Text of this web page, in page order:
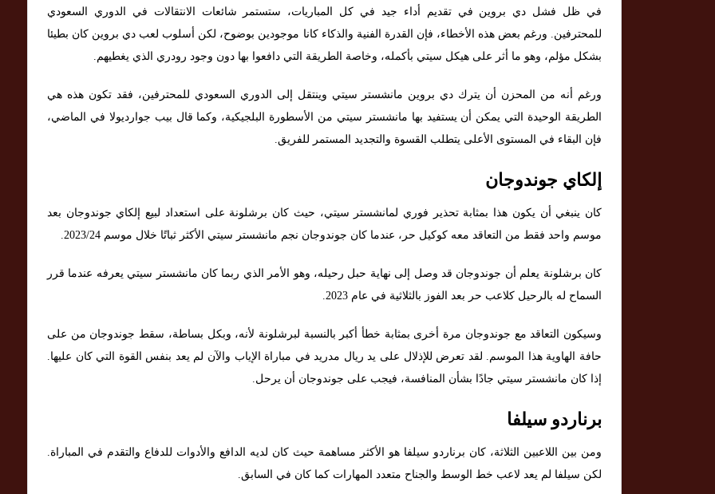
في ظل فشل دي بروين في تقديم أداء جيد في كل المباريات، ستستمر شائعات الانتقالات في الدوري السعودي
للمحترفين. ورغم بعض هذه الأخطاء، فإن القدرة الفنية والذكاء كانا موجودين بوضوح، لكن أسلوب لعب دي بروين كان بطيئا
بشكل مؤلم، وهو ما أثر على هيكل سيتي بأكمله، وخاصة الطريقة التي دافعوا بها دون وجود رودري الذي يغطيهم.
ورغم أنه من المحزن أن يترك دي بروين مانشستر سيتي وينتقل إلى الدوري السعودي للمحترفين، فقد تكون هذه هي
الطريقة الوحيدة التي يمكن أن يستفيد بها مانشستر سيتي من الأسطورة البلجيكية، وكما قال بيب جوارديولا في الماضي،
فإن البقاء في المستوى الأعلى يتطلب القسوة والتجديد المستمر للفريق.
إلكاي جوندوجان
كان ينبغي أن يكون هذا بمثابة تحذير فوري لمانشستر سيتي، حيث كان برشلونة على استعداد لبيع إلكاي جوندوجان بعد
موسم واحد فقط من التعاقد معه كوكيل حر، عندما كان جوندوجان نجم مانشستر سيتي الأكثر ثباتًا خلال موسم 2023/24.
كان برشلونة يعلم أن جوندوجان قد وصل إلى نهاية حبل رحيله، وهو الأمر الذي ربما كان مانشستر سيتي يعرفه عندما قرر
السماح له بالرحيل كلاعب حر بعد الفوز بالثلاثية في عام 2023.
وسيكون التعاقد مع جوندوجان مرة أخرى بمثابة خطأ أكبر بالنسبة لبرشلونة لأنه، وبكل بساطة، سقط جوندوجان من على
حافة الهاوية هذا الموسم. لقد تعرض للإذلال على يد ريال مدريد في مباراة الإياب والآن لم يعد بنفس القوة التي كان عليها.
إذا كان مانشستر سيتي جادًا بشأن المنافسة، فيجب على جوندوجان أن يرحل.
برناردو سيلفا
ومن بين اللاعبين الثلاثة، كان برناردو سيلفا هو الأكثر مساهمة حيث كان لديه الدافع والأدوات للدفاع والتقدم في المباراة.
لكن سيلفا لم يعد لاعب خط الوسط والجناح متعدد المهارات كما كان في السابق.